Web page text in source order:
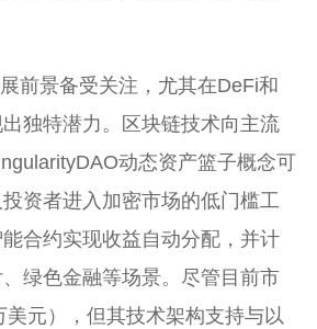
前景备受关注，尤其在DeFi和
独特潜力。区块链技术向主流
动态资产篮子概念可
资者进入加密市场的低门槛工
合约实现收益自动分配，并计
绿色金融等场景。尽管目前市
元），但其技术架构支持与以